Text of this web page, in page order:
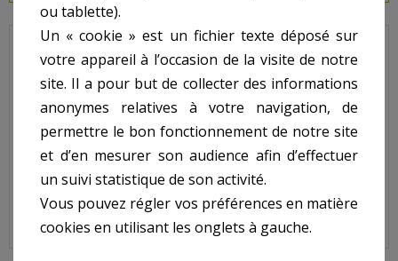
Propure - Pour Filtre S36 - N° 2 - Poignée du collier serrage
Code : E9003
Sur image , N° 2
ou tablette).
Un « cookie » est un fichier texte déposé sur
votre appareil à l’occasion de la visite de notre
site. Il a pour but de collecter des informations
anonymes relatives à votre navigation, de
permettre le bon fonctionnement de notre site
et d’en mesurer son audience afin d’effectuer
un suivi statistique de son activité.
Vous pouvez régler vos préférences en matière
cookies en utilisant les onglets à gauche.